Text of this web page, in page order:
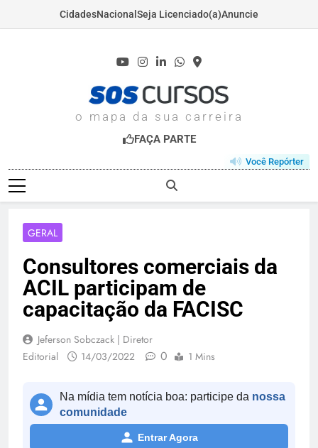
CidadesNacional Seja Licenciado(a)Anuncie
o mapa da sua carreira
FAÇA PARTE
Você Repórter
GERAL
Consultores comerciais da
ACIL participam de
capacitação da FACISC
Jeferson Sobczack | Diretor
Editorial
14/03/2022 0 1 Mins
Na mídia tem notícia boa: participe da nossa
comunidade
Entrar Agora